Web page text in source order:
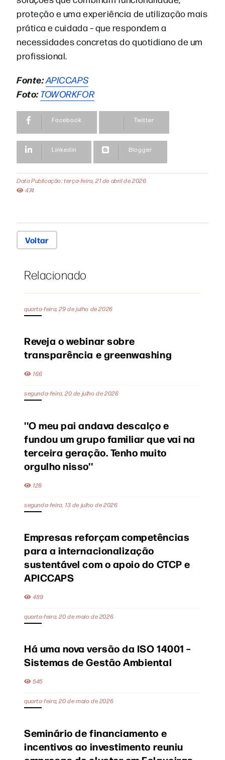
proteção e uma experiência de utilização mais
prática e cuidada – que respondem a
necessidades concretas do quotidiano de um
profissional.
Fonte:APICCAPS
Foto:TOWORKFOR
Facebook Twitter
Linkedin Blogger
Data Publicação: terça-feira, 21 de abril de 2026
474
Voltar
Relacionado
quarta-feira, 29 de julho de 2026
Reveja o webinar sobre
transparência e greenwashing
166
segunda-feira, 20 de julho de 2026
''O meu pai andava descalço e
fundou um grupo familiar que vai na
terceira geração. Tenho muito
orgulho nisso''
128
segunda-feira, 13 de julho de 2026
Empresas reforçam competências
para a internacionalização
sustentável com o apoio do CTCP e
APICCAPS
489
quarta-feira, 20 de maio de 2026
Há uma nova versão da ISO 14001 –
Sistemas de Gestão Ambiental
545
quarta-feira, 20 de maio de 2026
Seminário de financiamento e
incentivos ao investimento reuniu